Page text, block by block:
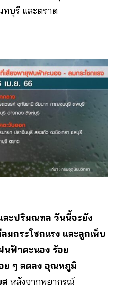
ทบุรี และตราด
ละปริมณฑล วันนี้จะยัง
มกระโชกแรง และลูกเห็บ
ฟ้าคะนอง ร้อย
ย ๆ ลดลง อุณหภูมิ
หลังจากพยากรณ์